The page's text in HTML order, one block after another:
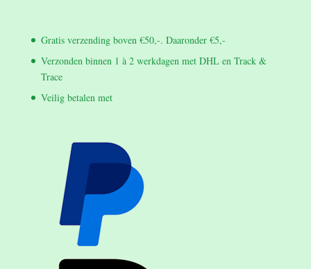
Gratis verzending boven €50,-. Daaronder €5,-
Verzonden binnen 1 à 2 werkdagen met DHL en Track &
Trace
Veilig betalen met